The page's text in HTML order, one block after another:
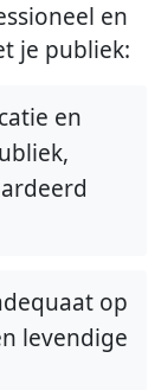
en
je publiek:
en
op
levendige